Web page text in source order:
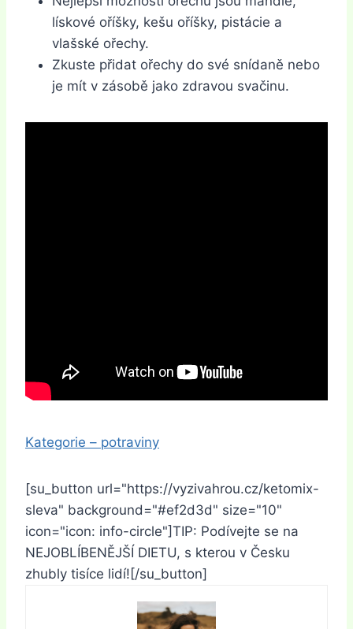
lískové oříšky, kešu oříšky, pistácie a
vlašské ořechy.
Zkuste přidat ořechy do své snídaně nebo
je mít v zásobě jako zdravou svačinu.
Kategorie – potraviny
[su_button url="https://vyzivahrou.cz/ketomix-
sleva" background="#ef2d3d" size="10"
icon="icon: info-circle"]TIP: Podívejte se na
NEJOBLÍBENĚJŠÍ DIETU, s kterou v Česku
zhubly tisíce lidí![/su_button]